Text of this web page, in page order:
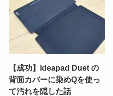
【成功】Ideapad Duet の
背面カバーに染めQを使っ
て汚れを隠した話